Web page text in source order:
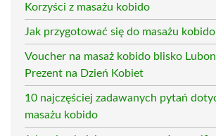
Korzyści z masażu kobido
Jak przygotować się do masażu
Voucher na masaż kobido blisko
Prezent na Dzień Kobiet
10 najczęściej zadawanych pytań
masażu kobido